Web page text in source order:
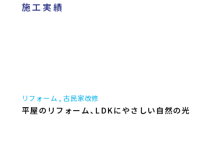
施工実績
リフォーム 古民家改修
平屋のリフォーム、LDKにやさしい自然の光